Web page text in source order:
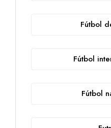
Fútbol
Fútbol
Fútbol